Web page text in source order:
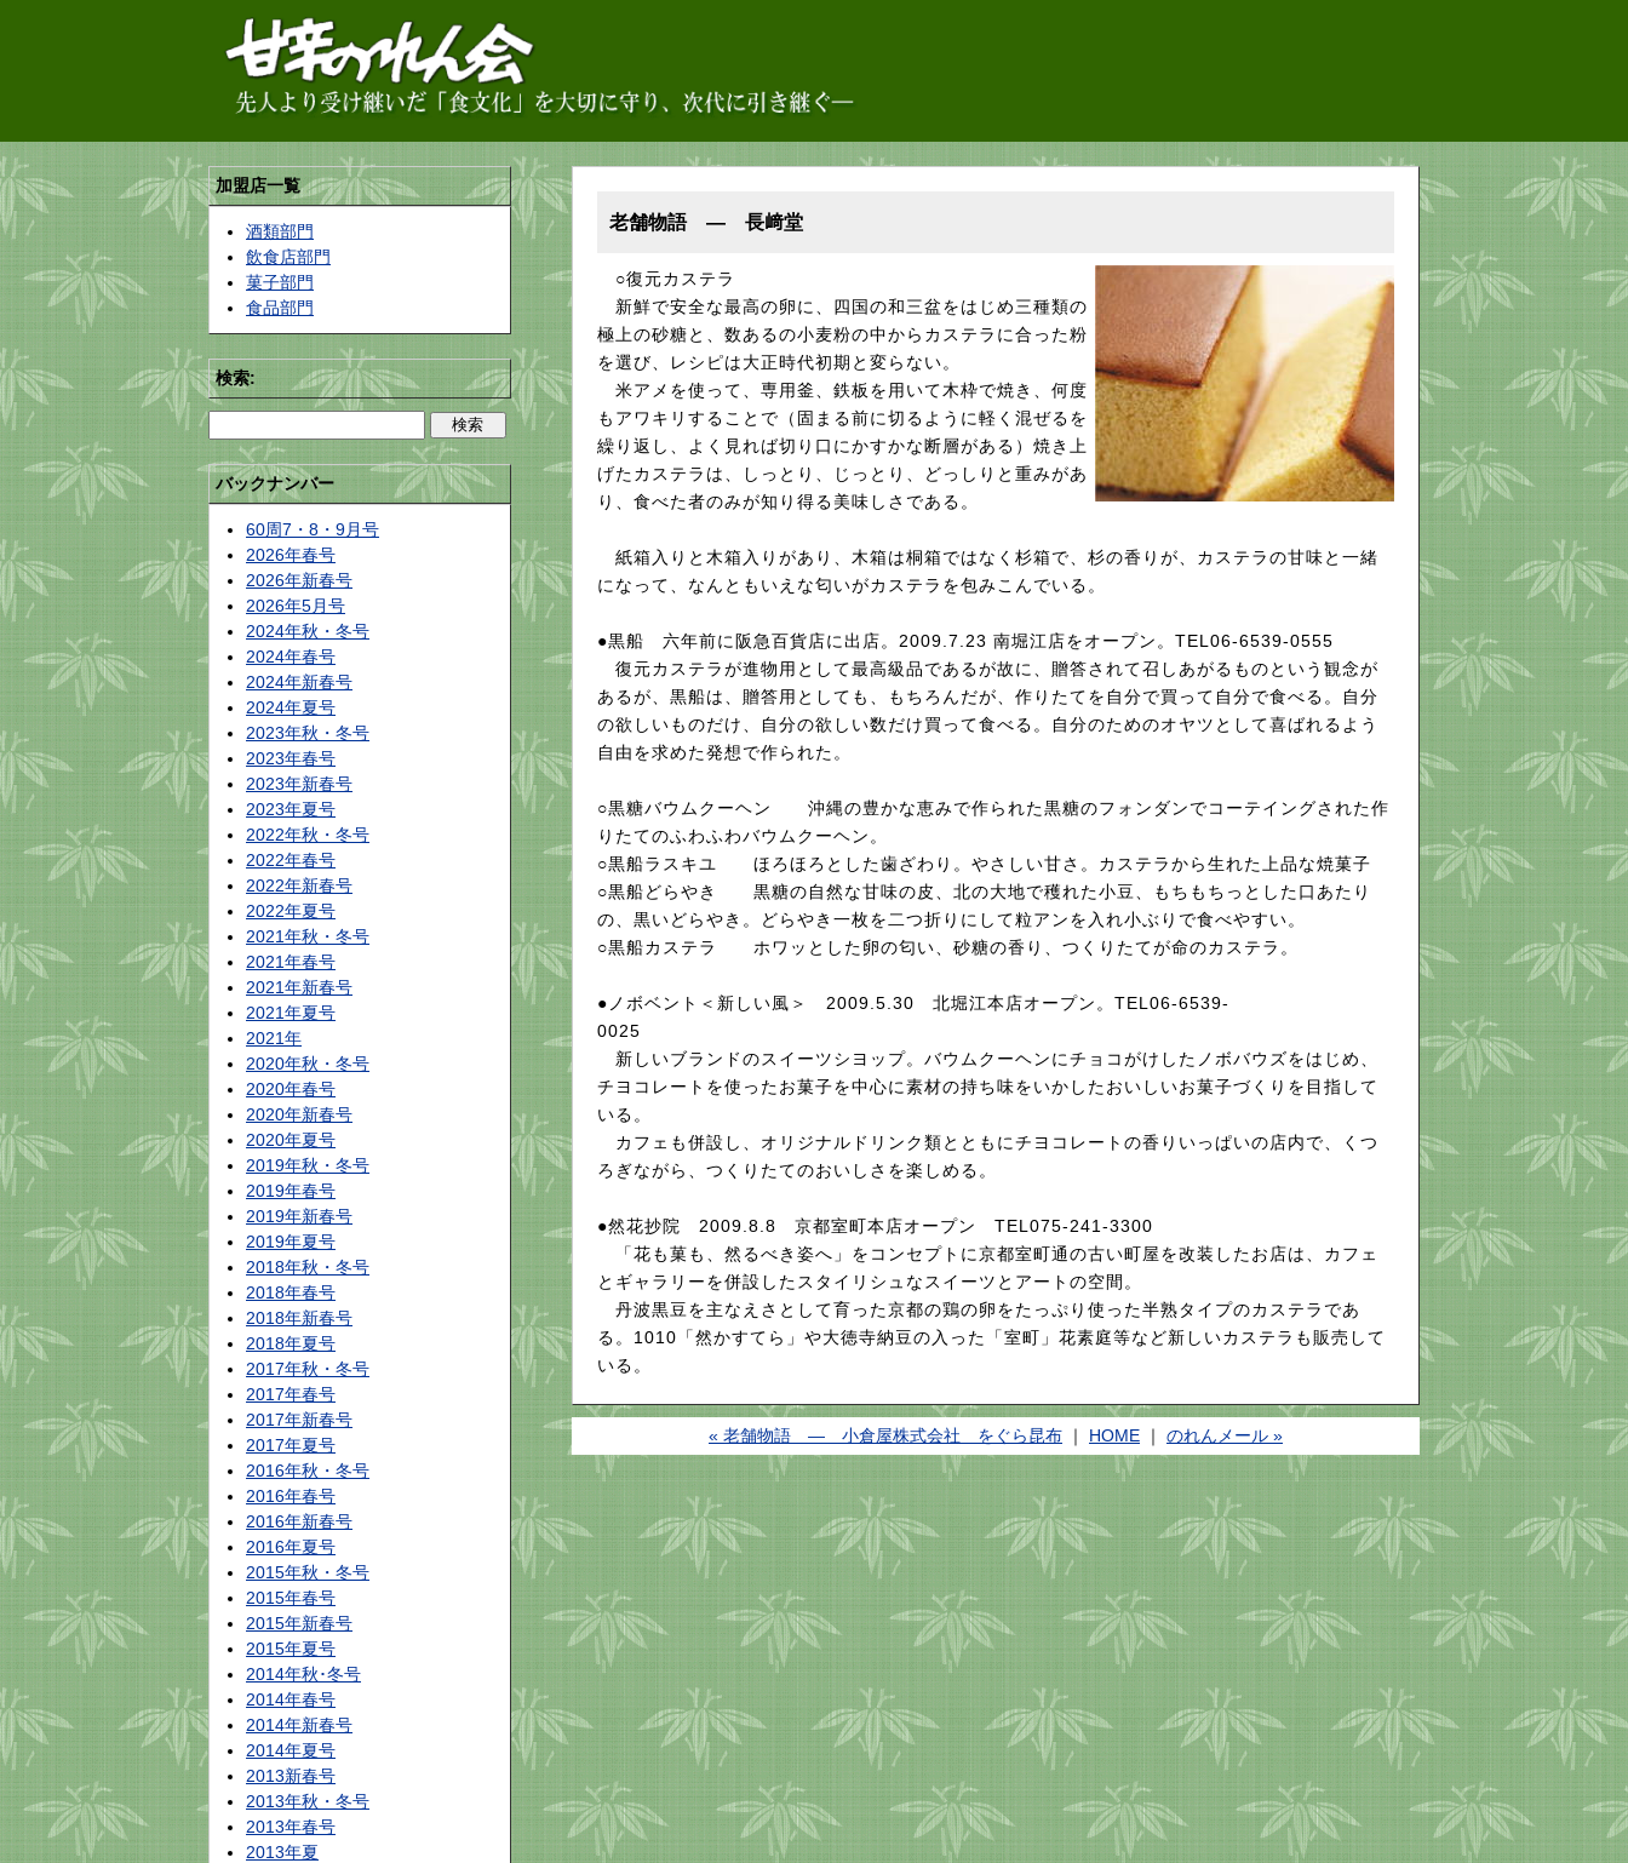
加盟店一覧
酒類部門
飲食店部門
菓子部門
食品部門
検索:
バックナンバー
60周7・8・9月号
2026年春号
2026年新春号
2026年5月号
2024年秋・冬号
2024年春号
2024年新春号
2024年夏号
2023年秋・冬号
2023年春号
2023年新春号
2023年夏号
2022年秋・冬号
2022年春号
2022年新春号
2022年夏号
2021年秋・冬号
2021年春号
2021年新春号
2021年夏号
2021年
2020年秋・冬号
2020年春号
2020年新春号
2020年夏号
2019年秋・冬号
2019年春号
2019年新春号
2019年夏号
2018年秋・冬号
2018年春号
2018年新春号
2018年夏号
2017年秋・冬号
2017年春号
2017年新春号
2017年夏号
2016年秋・冬号
2016年春号
2016年新春号
2016年夏号
2015年秋・冬号
2015年春号
2015年新春号
2015年夏号
2014年秋･冬号
2014年春号
2014年新春号
2014年夏号
2013新春号
2013年秋・冬号
2013年春号
2013年夏
老舗物語 ― 長﨑堂
○復元カステラ
新鮮で安全な最高の卵に、四国の和三盆をはじめ三種類の
極上の砂糖と、数あるの小麦粉の中からカステラに合った粉
を選び、レシピは大正時代初期と変らない。
米アメを使って、専用釜、鉄板を用いて木枠で焼き、何度
もアワキリすることで（固まる前に切るように軽く混ぜるを
繰り返し、よく見れば切り口にかすかな断層がある）焼き上
げたカステラは、しっとり、じっとり、どっしりと重みがあ
り、食べた者のみが知り得る美味しさである。
紙箱入りと木箱入りがあり、木箱は桐箱ではなく杉箱で、杉の香りが、カステラの甘味と一緒
になって、なんともいえな匂いがカステラを包みこんでいる。
●黒船 六年前に阪急百貨店に出店。2009.7.23 南堀江店をオープン。TEL06-6539-0555
復元カステラが進物用として最高級品であるが故に、贈答されて召しあがるものという観念が
あるが、黒船は、贈答用としても、もちろんだが、作りたてを自分で買って自分で食べる。自分
の欲しいものだけ、自分の欲しい数だけ買って食べる。自分のためのオヤツとして喜ばれるよう
自由を求めた発想で作られた。
○黒糖バウムクーヘン 沖縄の豊かな恵みで作られた黒糖のフォンダンでコーテイングされた作
りたてのふわふわバウムクーヘン。
○黒船ラスキユ ほろほろとした歯ざわり。やさしい甘さ。カステラから生れた上品な焼菓子
○黒船どらやき 黒糖の自然な甘味の皮、北の大地で穫れた小豆、もちもちっとした口あたり
の、黒いどらやき。どらやき一枚を二つ折りにして粒アンを入れ小ぶりで食べやすい。
○黒船カステラ ホワッとした卵の匂い、砂糖の香り、つくりたてが命のカステラ。
●ノボベント＜新しい風＞ 2009.5.30 北堀江本店オープン。TEL06-6539-
0025
新しいブランドのスイーツシヨップ。バウムクーヘンにチョコがけしたノボバウズをはじめ、
チヨコレートを使ったお菓子を中心に素材の持ち味をいかしたおいしいお菓子づくりを目指して
いる。
カフェも併設し、オリジナルドリンク類とともにチヨコレートの香りいっぱいの店内で、くつ
ろぎながら、つくりたてのおいしさを楽しめる。
●然花抄院 2009.8.8 京都室町本店オープン TEL075-241-3300
「花も菓も、然るべき姿へ」をコンセプトに京都室町通の古い町屋を改装したお店は、カフェ
とギャラリーを併設したスタイリシュなスイーツとアートの空間。
丹波黒豆を主なえさとして育った京都の鶏の卵をたっぷり使った半熟タイプのカステラであ
る。1010「然かすてら」や大徳寺納豆の入った「室町」花素庭等など新しいカステラも販売して
いる。
« 老舗物語 ― 小倉屋株式会社 をぐら昆布 ｜ HOME ｜ のれんメール »